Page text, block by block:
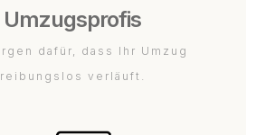
Umzugsprofis
dafür, dass Ihr Umzug
reibungslos verläuft.